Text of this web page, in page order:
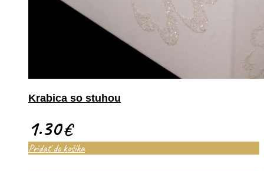
Krabica so stuhou
1.30€
Pridať do košíka